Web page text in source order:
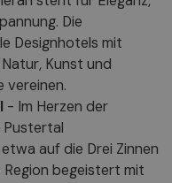
Die
Designhotels mit
Kunst und
vereinen.
- Im Herzen der
Pustertal
auf die Drei Zinnen
Region begeistert mit